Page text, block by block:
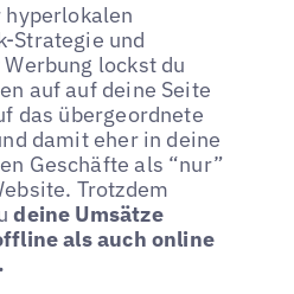
hyperlokalen
Strategie und
lockst du
auf auf deine Seite
das übergeordnete
damit eher in deine
Geschäfte als “nur”
Trotzdem
deine Umsätze
als auch online